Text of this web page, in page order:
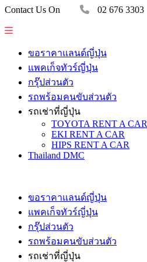
Contact Us On 02 676 3303
ขอราคาแลนด์ญี่ปุ่น
แพคเก็จทัวร์ญี่ปุ่น
กรุ๊ปส่วนตัว
รถพร้อมคนขับส่วนตัว
รถเช่าที่ญี่ปุ่น
TOYOTA RENT A CAR
EKI RENT A CAR
HIPS RENT A CAR
Thailand DMC
ขอราคาแลนด์ญี่ปุ่น
แพคเก็จทัวร์ญี่ปุ่น
กรุ๊ปส่วนตัว
รถพร้อมคนขับส่วนตัว
รถเช่าที่ญี่ปุ่น